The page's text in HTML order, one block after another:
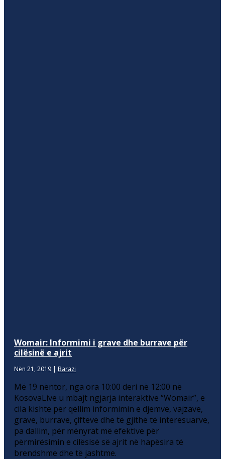
Womair: Informimi i grave dhe burrave për
cilësinë e ajrit
Nën 21, 2019 | Barazi
Më 19 nëntor, nga ora 10:00 deri në 12:00 në
KosovaLive u mbajt ngjarja interaktive “Womair”, e
cila kishte për qëllim informimin e djemve, vajzave,
grave, burrave, çifteve dhe të gjithë të interesuarve,
pa dallim, për mënyrat më efektive për
përmirësimin e cilësisë së ajrit në hapësira të
brendshme dhe të jashtme.